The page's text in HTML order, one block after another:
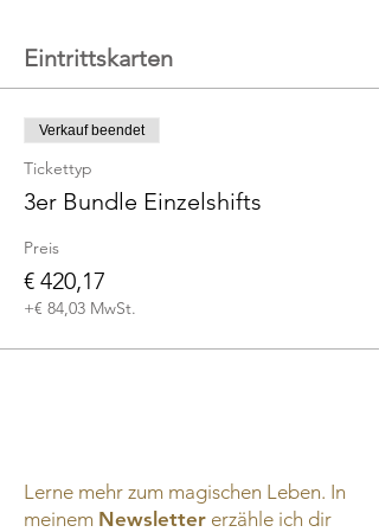
Eintrittskarten
Verkauf beendet
Tickettyp
3er Bundle Einzelshifts
Preis
€ 420,17
+€ 84,03 MwSt.
Lerne mehr zum magischen Leben. In
meinem Newsletter erzähle ich dir